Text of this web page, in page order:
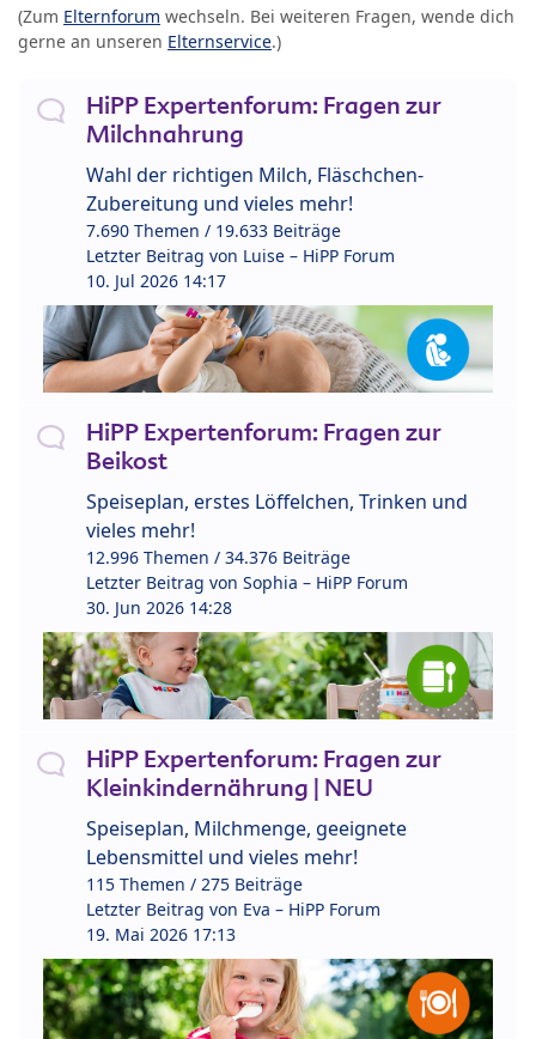
(Zum Elternforum wechseln. Bei weiteren Fragen, wende dich
gerne an unseren Elternservice.)
HiPP Expertenforum: Fragen zur
Milchnahrung
Wahl der richtigen Milch, Fläschchen-
Zubereitung und vieles mehr!
7.690 Themen / 19.633 Beiträge
Letzter Beitrag von Luise – HiPP Forum
10. Jul 2026 14:17
HiPP Expertenforum: Fragen zur
Beikost
Speiseplan, erstes Löffelchen, Trinken und
vieles mehr!
12.996 Themen / 34.376 Beiträge
Letzter Beitrag von Sophia – HiPP Forum
30. Jun 2026 14:28
HiPP Expertenforum: Fragen zur
Kleinkindernährung | NEU
Speiseplan, Milchmenge, geeignete
Lebensmittel und vieles mehr!
115 Themen / 275 Beiträge
Letzter Beitrag von Eva – HiPP Forum
19. Mai 2026 17:13